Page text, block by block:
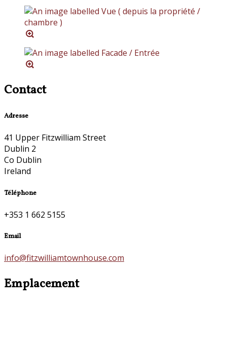
Contact
Adresse
41 Upper Fitzwilliam Street
Dublin 2
Co Dublin
Ireland
Téléphone
+353 1 662 5155
Email
info@fitzwilliamtownhouse.com
Emplacement